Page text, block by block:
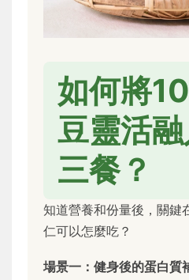
如何將
豆靈活
三餐？
知道營養和份量後，關鍵
仁可以怎麼吃？
場景一：健身後的蛋白質